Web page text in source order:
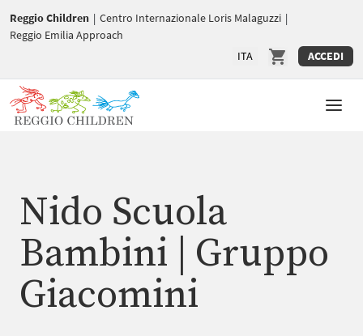
Reggio Children | Centro Internazionale Loris Malaguzzi |
Reggio Emilia Approach
ITA
ACCEDI
Nido Scuola
Bambini | Gruppo
Giacomini